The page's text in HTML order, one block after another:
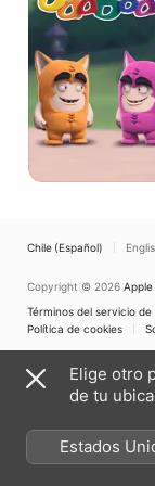
Chile (Español)
Copyright © 2026 Apple
Términos del servicio
Política de cookies
Elige otro
de tu
Estados
México)